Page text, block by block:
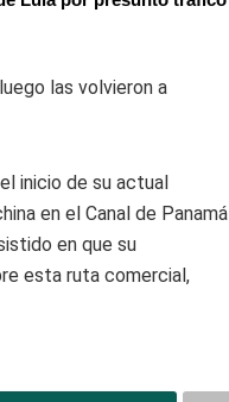
las volvieron a
inicio de su actual
en el Canal de Panamá
en que su
esta ruta comercial,